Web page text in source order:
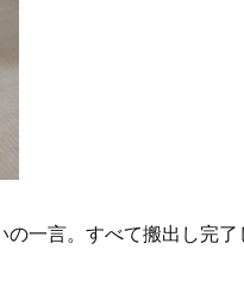
一言。すべて搬出し完